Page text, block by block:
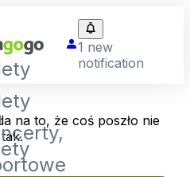
1 new
notification
na to, że coś poszło nie
tak.